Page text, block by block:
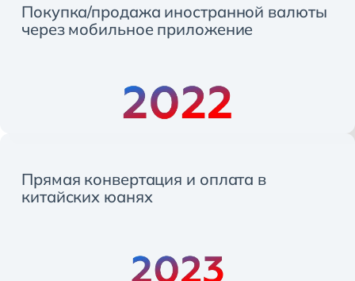
Покупка/продажа иностранной валюты
через мобильное приложение
Прямая конвертация и оплата в
китайских юанях